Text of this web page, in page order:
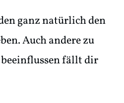
ganz natürlich den
Auch andere zu
fällt dir